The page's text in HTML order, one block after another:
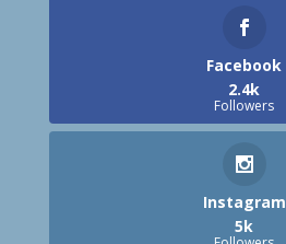
Facebook
2.4k
Followers
Instagram
5k